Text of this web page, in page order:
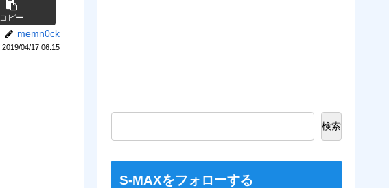
コピー
memn0ck
2019/04/17 06:15
検索
S-MAXをフォローする